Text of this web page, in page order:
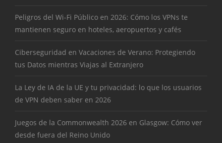
Peligros del Wi-Fi Público en 2026: Cómo los VPNs te
mantienen seguro en hoteles, aeropuertos y cafés
Ciberseguridad en Vacaciones de Verano: Protegiendo
tus Datos mientras Viajas al Extranjero
La Ley de IA de la UE y tu privacidad: lo que los usuarios
de VPN deben saber en 2026
Juegos de la Commonwealth 2026 en Glasgow: Cómo ver
desde fuera del Reino Unido